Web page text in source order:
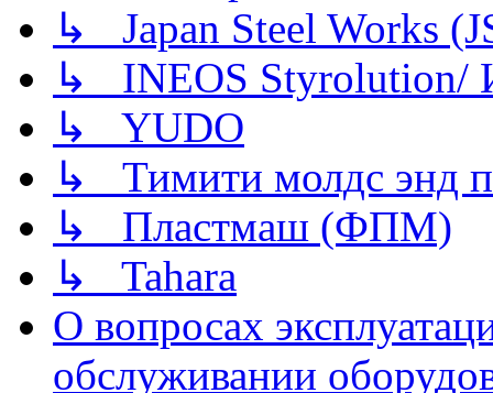
↳ Japan Steel Works
↳ INEOS
↳ YUDO
↳ Тимити молдс энд
↳ Пластмаш (ФПМ)
↳ Tahara
О вопросах
обслуживании